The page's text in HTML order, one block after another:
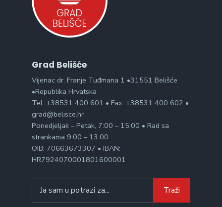
Grad Belišće
Vijenac dr. Franje Tuđmana 1 •31551 Belišće
•Republika Hrvatska
Tel: +38531 400 601 • Fax: +38531 400 602 •
grad@belisce.hr
Ponedjeljak – Petak, 7:00 – 15:00 • Rad sa
strankama 9:00 – 13:00
OIB: 70663673307 • IBAN:
HR7924070001801600001
for:
Traži